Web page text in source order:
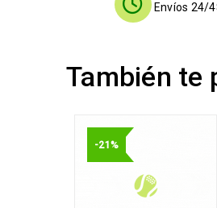
Envíos 24/
También te
-21%